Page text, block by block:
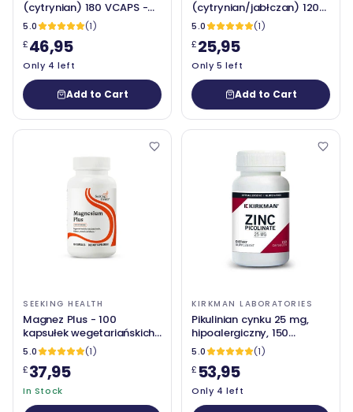
(cytrynian) 180 VCAPS -
czyste kapsułki
5.0
(1)
£46,95
Only 4 left
Add to Cart
(cytrynian/jabłczan) 120
mg 90 VCAP - czyste
enkapsulacje
5.0
(1)
£25,95
Only 5 left
Add to Cart
SEEKING HEALTH
Magnez Plus - 100
kapsułek wegetariańskich
- poszukiwanie zdrowia
5.0
(1)
£37,95
In Stock
KIRKMAN LABORATORIES
Pikulinian cynku 25 mg,
hipoalergiczny, 150
kapsułek - Kirkman
Laboratories
5.0
(1)
£ 53,95
Only 4 left